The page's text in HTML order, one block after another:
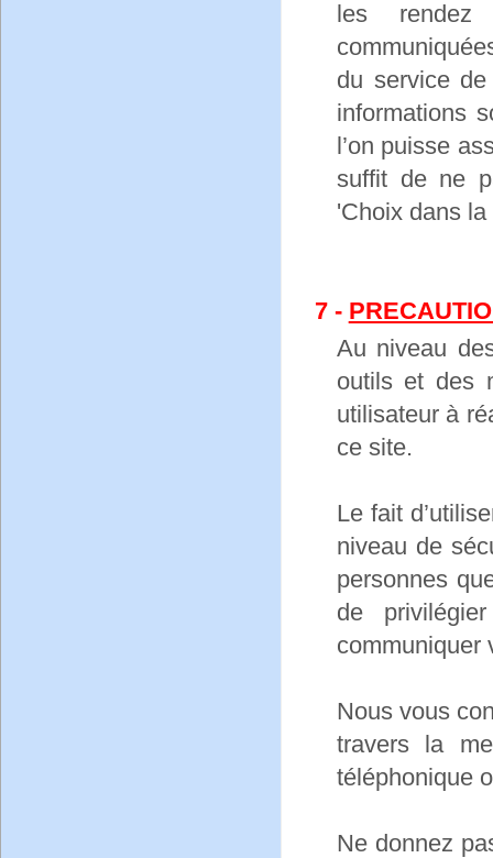
les rendez
du service
informations
l’on puisse
suffit de ne
'Choix dans la
7 -
Au niveau
outils et des
utilisateur à
ce site.
Le fait
niveau de
personnes
de
communiquer
Nous vous
travers la
téléphonique
Ne donnez